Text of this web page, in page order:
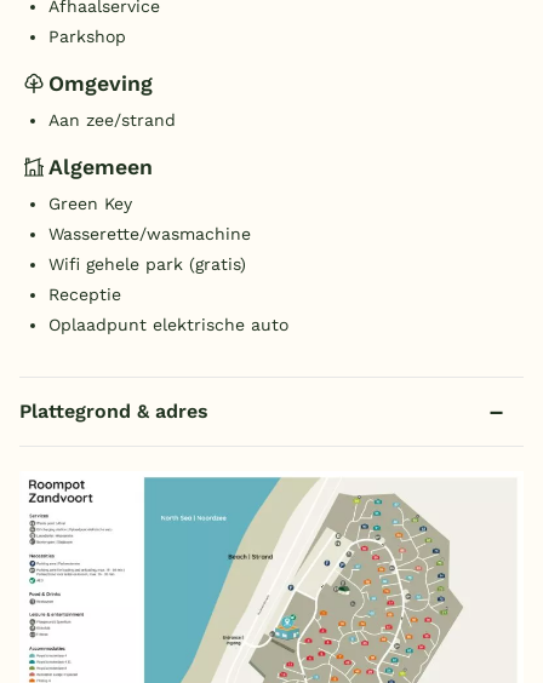
Afhaalservice
Parkshop
Omgeving
Aan zee/strand
Algemeen
Green Key
Wasserette/wasmachine
Wifi gehele park (gratis)
Receptie
Oplaadpunt elektrische auto
Plattegrond & adres